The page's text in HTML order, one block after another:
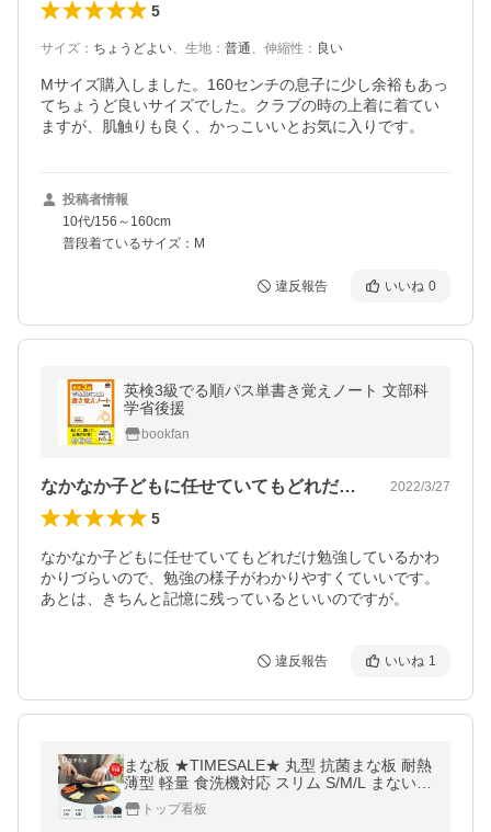
5
サイズ ： ちょうどよい、 生地 ： 普通、 伸縮性 ： 良い
Mサイズ購入しました。160センチの息子に少し余裕もあっ
てちょうど良いサイズでした。クラブの時の上着に着てい
ますが、肌触りも良く、かっこいいとお気に入りです。
投稿者情報
10代/156～160cm
普段着ているサイズ：M
違反報告 いいね 0
英検3級でる順パス単書き覚えノート 文部科
学省後援
bookfan
なかなか子どもに任せていてもどれだけ勉… 2022/3/27
5
なかなか子どもに任せていてもどれだけ勉強しているかわ
かりづらいので、勉強の様子がわかりやすくていいです。
あとは、きちんと記憶に残っているといいのですが。
違反報告 いいね 1
まな板 ★TIMESALE★ 丸型 抗菌まな板 耐熱
薄型 軽量 食洗機対応 スリム S/M/L まないた
D型 ゴム 滑らない 半円 カッティングボード
両面利用 おしゃれ 大きい
トップ看板